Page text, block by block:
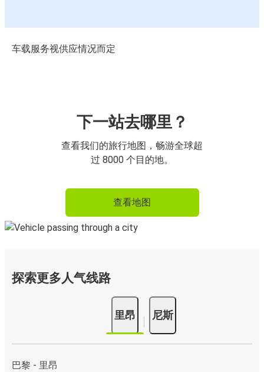
车载服务视供应情况而定
下一站去哪里？
查看我们的旅行地图，畅游全球超
过 8000 个目的地。
查看地图
探索更多人气线路
里昂 尼斯
巴黎 - 里昂